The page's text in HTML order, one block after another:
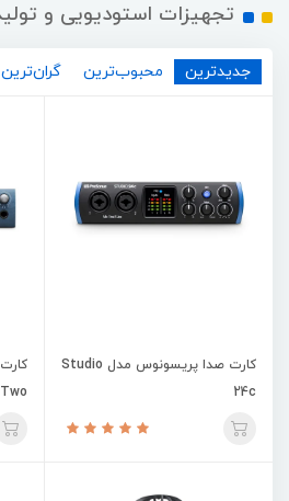
تجهیزات استودیویی و
جدیدترین محبوب‌ترین گران‌ترین
کارت صدا پریسونوس مدل Studio
24c